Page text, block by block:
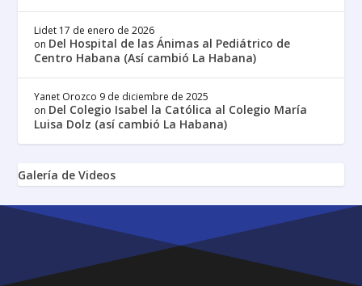
Lidet 17 de enero de 2026
on Del Hospital de las Ánimas al Pediátrico de
Centro Habana (Así cambió La Habana)
Yanet Orozco 9 de diciembre de 2025
on Del Colegio Isabel la Católica al Colegio María
Luisa Dolz (así cambió La Habana)
Galería de Videos